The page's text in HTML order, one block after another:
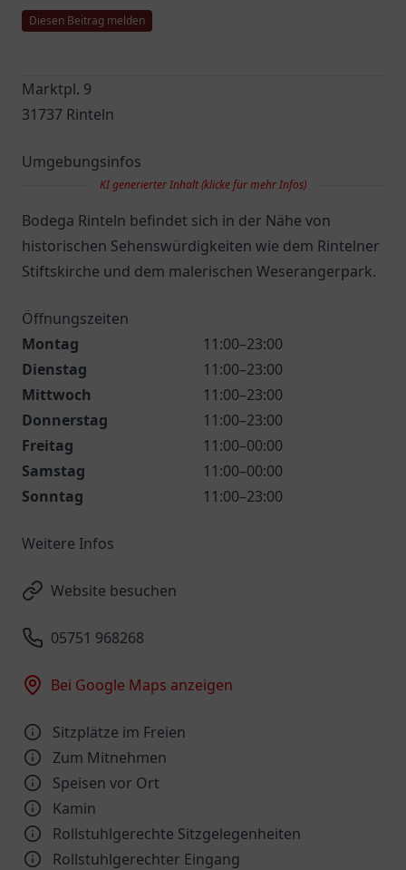
Diesen Beitrag melden
Marktpl. 9
31737 Rinteln
Umgebungsinfos
KI generierter Inhalt (klicke für mehr Infos)
Bodega Rinteln befindet sich in der Nähe von
historischen Sehenswürdigkeiten wie dem Rintelner
Stiftskirche und dem malerischen Weserangerpark.
Öffnungszeiten
Montag
11:00–23:00
Dienstag
11:00–23:00
Mittwoch
11:00–23:00
Donnerstag
11:00–23:00
Freitag
11:00–00:00
Samstag
11:00–00:00
Sonntag
11:00–23:00
Weitere Infos
Website besuchen
05751 968268
Bei Google Maps anzeigen
Sitzplätze im Freien
Zum Mitnehmen
Speisen vor Ort
Kamin
Rollstuhlgerechte Sitzgelegenheiten
Rollstuhlgerechter Eingang